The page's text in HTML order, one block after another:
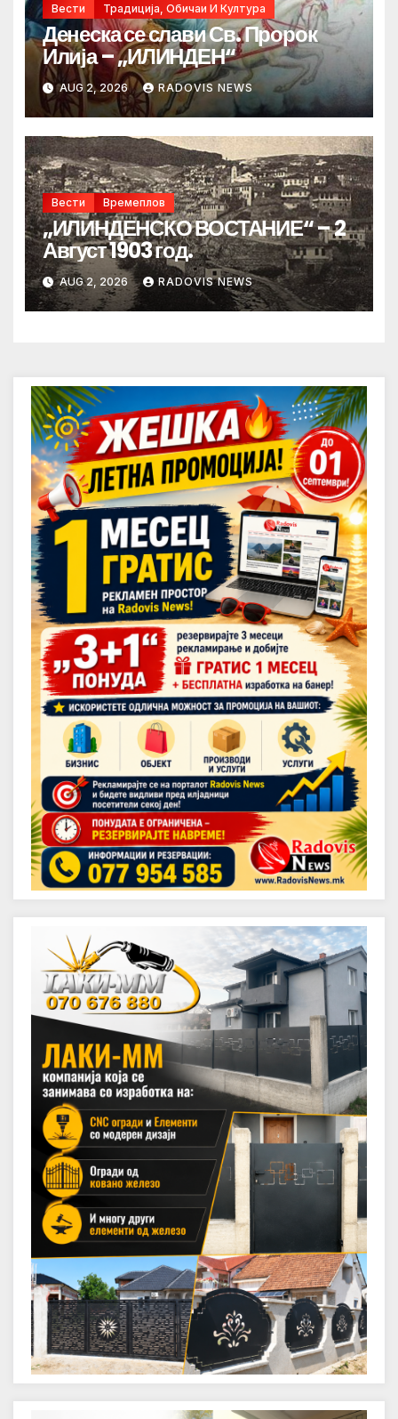
Вести Традиција, Обичаи И Култура
Денеска се слави Св. Пророк
Илија – „ИЛИНДЕН“
AUG 2, 2026 RADOVIS NEWS
Вести Времеплов
„ИЛИНДЕНСКО ВОСТАНИЕ“ – 2
Август 1903 год.
AUG 2, 2026 RADOVIS NEWS